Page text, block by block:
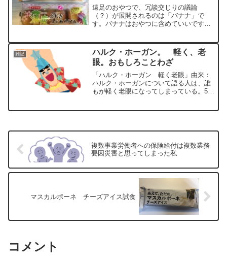
遠足のおやつで、冗談交じりの議論
（？）が展開されるのは「バナナ」で
す。バナナはおやつに含めていいです
は、２つです。みかん風味ヨーグルトク
リームパンよもぎつぶあんぱん（バナ...
雑記
ハルク・ホーガン。 軽く、老
眼。おもしろことわざ
「ハルク・ホーガン 軽く老眼」由来：
ハルク・ホーガンについて語る人は、誰
もが軽く老眼になってしまっている。50
複数事業労働者への保険給付は複数業務
要因災害と思ってしまった私
マスカルポーネ チーズアイス試食
コメント